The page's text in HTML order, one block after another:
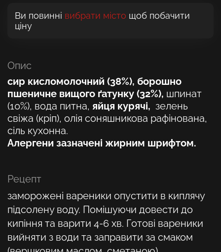
Ви повинні вибрати місто щоб побачити
ціну
Опис
сир кисломолочний (38%), борошно
пшеничне вищого ґатунку (32%), шпинат
(10%), вода питна, яйця курячі, зелень
свіжа (кріп), олія соняшникова рафінована,
сіль кухонна.
Алергени зазначені жирним шрифтом.
Рецепт
заморожені вареники опустити в киплячу
підсолену воду. Помішуючи довести до
кипіння та варити 4-6 хв. Готові вареники
вийняти з води та заправити за смаком